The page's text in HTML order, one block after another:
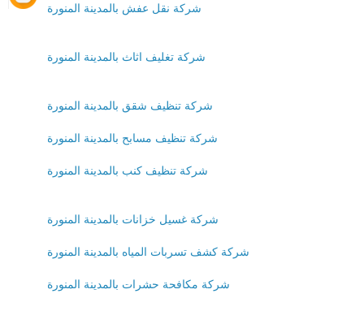
شركة نقل عفش بالمدينة المنورة
شركة تغليف اثاث بالمدينة المنورة
شركة تنظيف شقق بالمدينة المنورة
شركة تنظيف مسابح بالمدينة المنورة
شركة تنظيف كنب بالمدينة المنورة
شركة غسيل خزانات بالمدينة المنورة
شركة كشف تسربات المياه بالمدينة المنورة
شركة مكافحة حشرات بالمدينة المنورة